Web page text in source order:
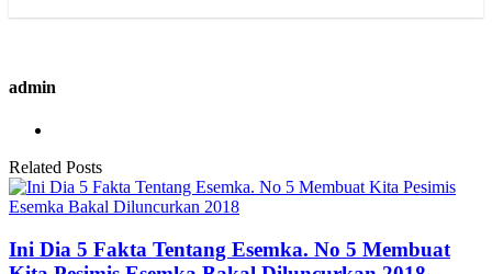
admin
Related Posts
Ini Dia 5 Fakta Tentang Esemka. No 5 Membuat